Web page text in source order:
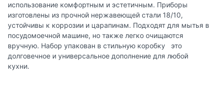
использование комфортным и эстетичным. Приборы
изготовлены из прочной нержавеющей стали 18/10,
устойчивы к коррозии и царапинам. Подходят для мытья в
посудомоечной машине, но также легко очищаются
вручную. Набор упакован в стильную коробку это
долговечное и универсальное дополнение для любой
кухни.